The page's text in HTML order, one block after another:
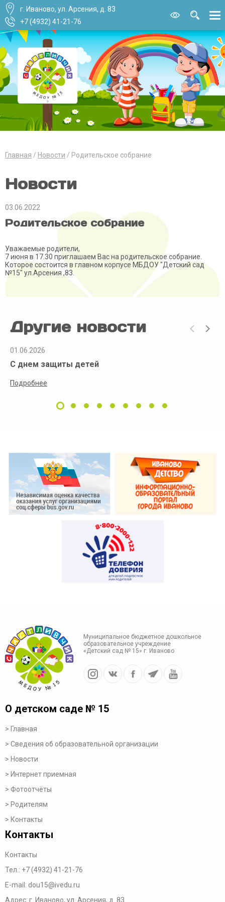
Версия для
г. Иваново, ул. Арсения, д. 83
+7 (4932) 41-21-76
Главная Новости Родительское собрание
Новости
03.06.2022
Родительское собрание
Уважаемые родители,
7 июня в 17.30 приглашаем Вас на родительское собрание.
Которое состоится в главном корпусе МБДОУ "Детский сад
№15" ул.Арсения ,83.
Другие новости
01.06.2026
С днем защиты детей
Подробнее
Муниципальное бюджетное дошкольное
образовательное учреждение
«Детский сад № 15» г. Иваново
О детском саде № 15
Главная
Сведения об образовательной организации
Новости
Интернет приемная
Фотоотчёты
Родителям
Контакты
Контакты
Контакты
Тел.: +7 (4932) 41-21-76
E-mail: dou15@ivedu.ru
Адрес: г. Иваново, ул. Арсения, д. 83